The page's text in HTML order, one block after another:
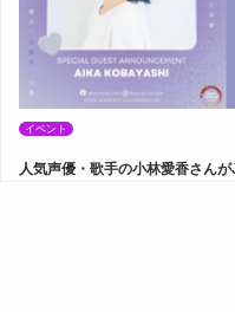
イベント
人気声優・歌手の小林愛香さん